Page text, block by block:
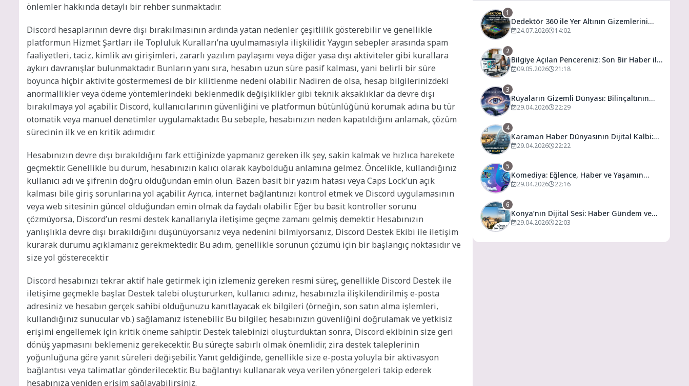
önlemler hakkında detaylı bir rehber sunmaktadır.
Discord hesaplarının devre dışı bırakılmasının ardında yatan nedenler çeşitlilik gösterebilir ve genellikle
platformun Hizmet Şartları ile Topluluk Kuralları’na uyulmamasıyla ilişkilidir. Yaygın sebepler arasında spam
faaliyetleri, taciz, kimlik avı girişimleri, zararlı yazılım paylaşımı veya diğer yasa dışı aktiviteler gibi kurallara
aykırı davranışlar bulunmaktadır. Bunların yanı sıra, hesabın uzun süre pasif kalması, yani belirli bir süre
boyunca hiçbir aktivite göstermemesi de bir kilitlenme nedeni olabilir. Nadiren de olsa, hesap bilgilerinizdeki
anormallikler veya ödeme yöntemlerindeki beklenmedik değişiklikler gibi teknik aksaklıklar da devre dışı
bırakılmaya yol açabilir. Discord, kullanıcılarının güvenliğini ve platformun bütünlüğünü korumak adına bu tür
otomatik veya manuel denetimler uygulamaktadır. Bu sebeple, hesabınızın neden kapatıldığını anlamak, çözüm
sürecinin ilk ve en kritik adımıdır.
Hesabınızın devre dışı bırakıldığını fark ettiğinizde yapmanız gereken ilk şey, sakin kalmak ve hızlıca harekete
geçmektir. Genellikle bu durum, hesabınızın kalıcı olarak kaybolduğu anlamına gelmez. Öncelikle, kullandığınız
kullanıcı adı ve şifrenin doğru olduğundan emin olun. Bazen basit bir yazım hatası veya Caps Lock’un açık
kalması bile giriş sorunlarına yol açabilir. Ayrıca, internet bağlantınızı kontrol etmek ve Discord uygulamasının
veya web sitesinin güncel olduğundan emin olmak da faydalı olabilir. Eğer bu basit kontroller sorunu
çözmüyorsa, Discord’un resmi destek kanallarıyla iletişime geçme zamanı gelmiş demektir. Hesabınızın
yanlışlıkla devre dışı bırakıldığını düşünüyorsanız veya nedenini bilmiyorsanız, Discord Destek Ekibi ile iletişim
kurarak durumu açıklamanız gerekmektedir. Bu adım, genellikle sorunun çözümü için bir başlangıç noktasıdır ve
size yol gösterecektir.
Discord hesabınızı tekrar aktif hale getirmek için izlemeniz gereken resmi süreç, genellikle Discord Destek ile
iletişime geçmekle başlar. Destek talebi oluştururken, kullanıcı adınız, hesabınızla ilişkilendirilmiş e-posta
adresiniz ve hesabın gerçek sahibi olduğunuzu kanıtlayacak ek bilgileri (örneğin, son satın alma işlemleri,
kullandığınız sunucular vb.) sağlamanız istenebilir. Bu bilgiler, hesabınızın güvenliğini doğrulamak ve yetkisiz
erişimi engellemek için kritik öneme sahiptir. Destek talebinizi oluşturduktan sonra, Discord ekibinin size geri
dönüş yapmasını beklemeniz gerekecektir. Bu süreçte sabırlı olmak önemlidir, zira destek taleplerinin
yoğunluğuna göre yanıt süreleri değişebilir. Yanıt geldiğinde, genellikle size e-posta yoluyla bir aktivasyon
bağlantısı veya talimatlar gönderilecektir. Bu bağlantıyı kullanarak veya verilen yönergeleri takip ederek
hesabınıza yeniden erişim sağlayabilirsiniz.
1
Dedektör 360 ile Yer Altının Gizemlerini
Keşfedin
24.07.2026 14:02
2
Bilgiye Açılan Pencereniz: Son Bir Haber ile
Tanıyın ve Keşfedin
09.05.2026 21:18
3
Rüyaların Gizemli Dünyası: Bilinçaltının
Kapısını Aralamak
29.04.2026 22:29
4
Karaman Haber Dünyasının Dijital Kalbi:
Gündem ve Olay
29.04.2026 22:22
5
Komediya: Eğlence, Haber ve Yaşamın
Dijital Buluşma Noktası
29.04.2026 22:16
6
Konya’nın Dijital Sesi: Haber Gündem ve
Yaşamın Merkezi
29.04.2026 22:03